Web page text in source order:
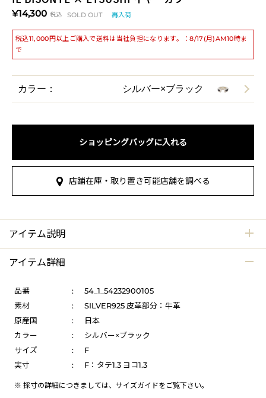
¥14,300 税込 SOLD OUT 再入荷
税込11,000円以上ご購入で送料は当社負担になります。：8/17(月)AM10時ま
で
カラー： シルバー×ブラック
ショッピングバッグに入れる
店舗在庫・取り置き可能店舗を調べる
アイテム説明
アイテム詳細
品番 :
54_1_54232900105
素材
:
SILVER925 皮革部分：牛革
原産国
:
日本
カラー
:
シルバー×ブラック
サイズ
:
F
実寸
: F：タテ1.3 ヨコ1.3
※ 採寸の詳細につきましては、 サイズガイドをご覧下さい。